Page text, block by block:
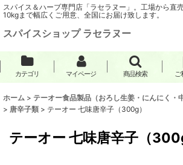
スパイス＆ハーブ専門店「ラセラヌー」。工場から直
10kgまで幅広くご用意、全国にお届け致します。
スパイスショップ ラセラヌー
カテゴリ マイページ 商品検索 ご
ホーム > テーオー食品製品（おろし生姜・にんにく・
> 唐辛子類 > テーオー 七味唐辛子（300g）
テーオー 七味唐辛子（